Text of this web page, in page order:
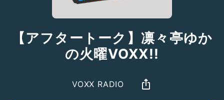
【アフタートーク】凛々亭ゆか
の火曜VOXX!!
VOXX RADIO